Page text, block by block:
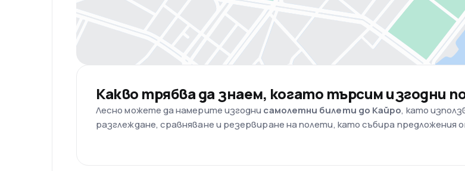
Какво трябва да знаем, когато търсим изгодни
Лесно можете да намерите изгодни самолетни билети до Кайро, като
разглеждане, сравняване и резервиране на полети, като събира предложения